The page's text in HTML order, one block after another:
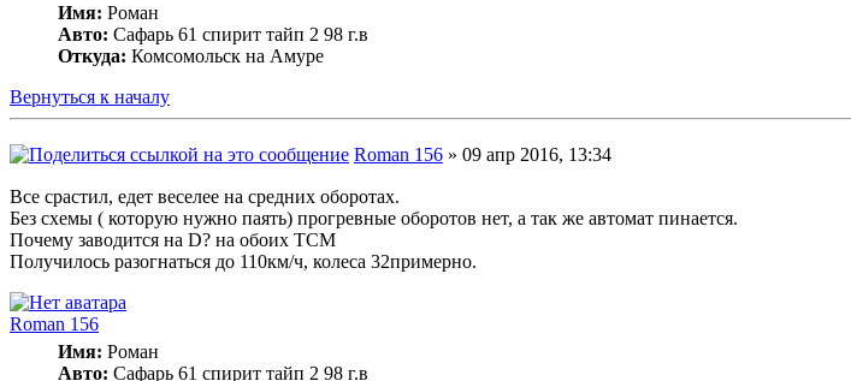
Имя: Роман
Авто: Сафарь 61 спирит тайп 2 98 г.в
Откуда: Комсомольск на Амуре
Вернуться к началу
Roman 156 » 09 апр 2016, 13:34
Все срастил, едет веселее на средних оборотах.
Без схемы ( которую нужно паять) прогревные оборотов нет, а так же автомат пинается.
Почему заводится на D? на обоих ТСМ
Получилось разогнаться до 110км/ч, колеса 32примерно.
Roman 156
Имя: Роман
Авто: Сафарь 61 спирит тайп 2 98 г.в